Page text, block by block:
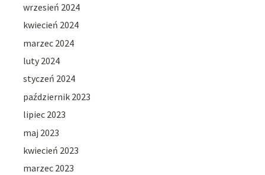
wrzesień 2024
kwiecień 2024
marzec 2024
luty 2024
styczeń 2024
październik 2023
lipiec 2023
maj 2023
kwiecień 2023
marzec 2023